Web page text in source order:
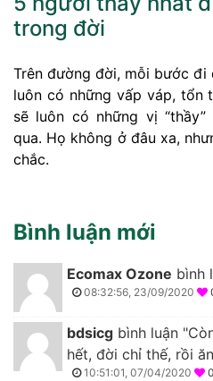
trong đời
Trên đường đời, mỗi bước đi
luôn có những vấp váp, tổn
sẽ luôn có những vị
qua. Họ không ở đâu xa,
chắc.
Bình luận mới
Ecomax Ozone bình
08:32:56, 23/09/2020
bdsicg bình luận
hết, đời chỉ thế, rồi
10:51:01, 07/04/2020 0